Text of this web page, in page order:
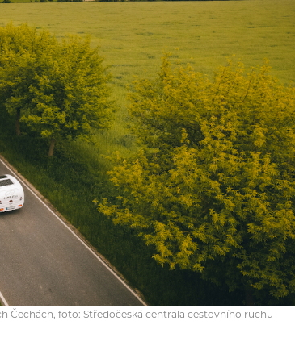
Čechách, foto:Středočeská centrála cestovního ruchu